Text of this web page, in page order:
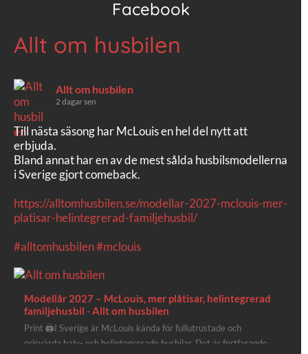
Facebook
Allt om husbilen
Allt om husbilen
2 dagar sen
Till nästa säsong har McLouis en hel del nytt att
erbjuda.
Bland annat har en av de mest sålda husbilsmodellerna
i Sverige gjort comeback.
https://alltomhusbilen.se/modellar-2027-mclouis-mer-
platisar-helintegrerad-familjehusbil/
#alltomhusbilen#mclouis
Modellår 2027 – McLouis, mer plåtisar, helintegrerad
familjehusbil - Allt om husbilen
Print 🖨I Sverige är McLouis kända för fullutrustade och
prisvärda halv- och helintegrerade husbilar. Det är fortfarande